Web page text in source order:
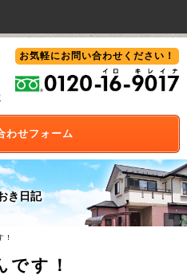
お気軽にお問い合わせ ください！
わせフォーム
き日記
！
です！